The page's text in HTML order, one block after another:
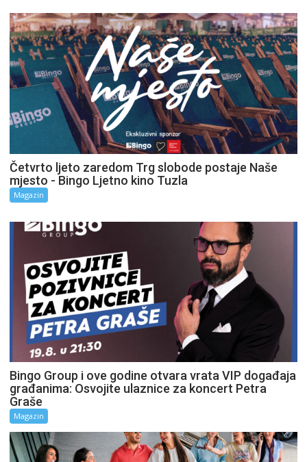
Četvrto ljeto zaredom Trg slobode postaje Naše
mjesto - Bingo Ljetno kino Tuzla
Magazin
Bingo Group i ove godine otvara vrata VIP događaja
građanima: Osvojite ulaznice za koncert Petra
Graše
Magazin